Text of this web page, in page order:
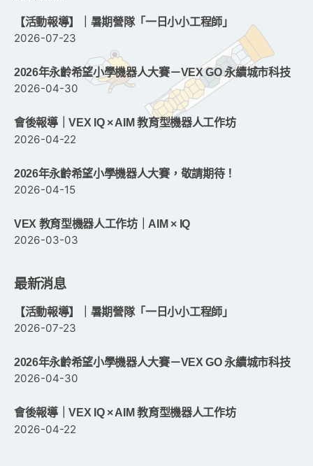
【活動報導】｜暑期營隊「一日小小工程師」
2026-07-23
2026年永齡希望小學機器人大賽－VEX GO 永續城市科技
2026-04-30
會後報導｜VEX IQ × AIM 教育型機器人工作坊
2026-04-22
2026年永齡希望小學機器人大賽，敬請期待！
2026-04-15
VEX 教育型機器人工作坊｜AIM × IQ
2026-03-03
最新消息
【活動報導】｜暑期營隊「一日小小工程師」
2026-07-23
2026年永齡希望小學機器人大賽－VEX GO 永續城市科技
2026-04-30
會後報導｜VEX IQ × AIM 教育型機器人工作坊
2026-04-22